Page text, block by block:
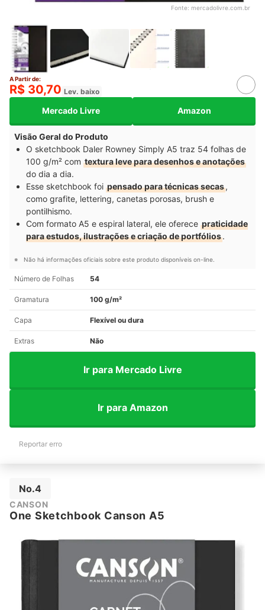
Fonte: mercadolivre.com.br
A Partir de:
R$ 30,70 Lev. baixo
Mercado Livre Amazon
Visão Geral do Produto
O sketchbook Daler Rowney Simply A5 traz 54 folhas de
100 g/m² com textura leve para desenhos e anotações
do dia a dia.
Esse sketchbook foi pensado para técnicas secas,
como grafite, lettering, canetas porosas, brush e
pontilhismo.
Com formato A5 e espiral lateral, ele oferece praticidade
para estudos, ilustrações e criação de portfólios.
Não há informações oficiais sobre este produto disponíveis on-line.
Número de Folhas 54
Gramatura 100 g/m²
Capa Flexível ou dura
Extras Não
Ir para Mercado Livre
Ir para Amazon
Reportar erro
No.4
CANSON
One Sketchbook Canson A5